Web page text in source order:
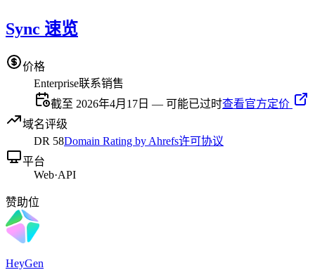
Sync 速览
价格
Enterprise联系销售
截至 2026年4月17日 — 可能已过时查看官方定价
域名评级
DR 58Domain Rating by Ahrefs许可协议
平台
Web·API
赞助位
HeyGen